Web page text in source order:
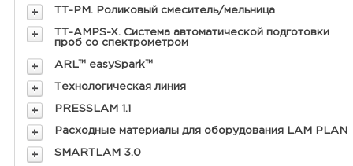
ТТ-PM. Роликовый смеситель/мельница
ТТ-AMPS-X. Система автоматической подготовки
проб со спектрометром
ARL™ easySpark™
Технологическая линия
PRESSLAM 1.1
Расходные материалы для оборудования LAM PLAN
SMARTLAM 3.0